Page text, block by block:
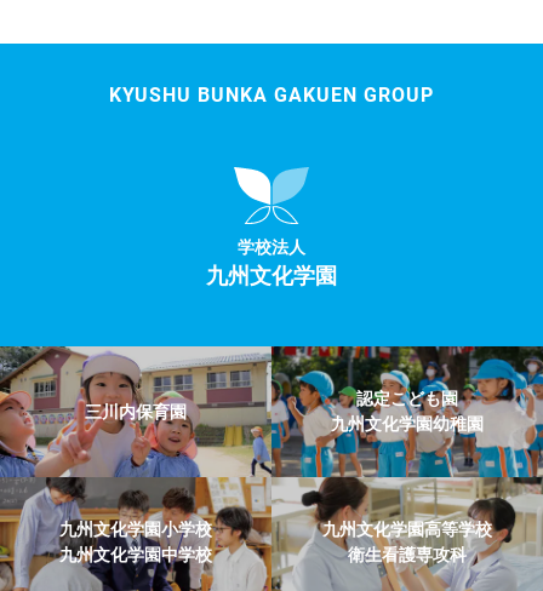
KYUSHU BUNKA GAKUEN GROUP
学校法人
九州文化学園
三川内保育園
認定こども園
九州文化学園幼稚園
九州文化学園小学校
九州文化学園中学校
九州文化学園高等学校
衛生看護専攻科